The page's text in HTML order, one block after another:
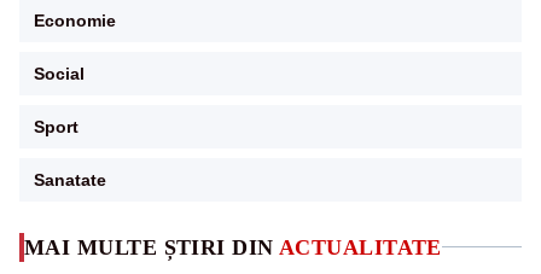
MAI MULTE ȘTIRI DIN ACTUALITATE
Economie
Social
Sport
Sanatate